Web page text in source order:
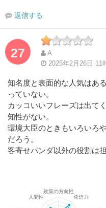
返信する
27
A
2025年2月26日 11
知名度と表面的な人気はあ
っていない。
カッコいいフレーズは出て
知性がない。
環境大臣のときもいろいろ
だろう。
客寄せパンダ以外の役割は